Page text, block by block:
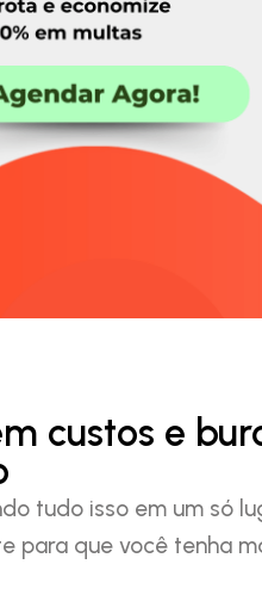
custos e
tudo isso em um só
para que você tenha